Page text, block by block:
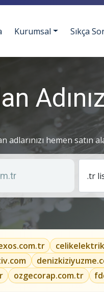
Kurumsal Sıkça
adlarınızı hemen
ozgecorap.com.tr